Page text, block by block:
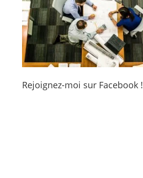
Rejoignez-moi sur Facebook !